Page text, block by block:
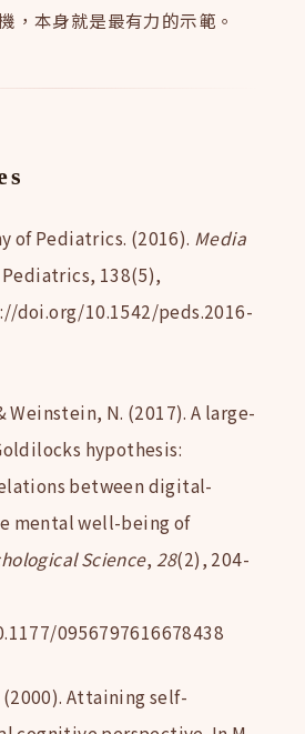
，本身就是最有力的示範。
of Pediatrics. (2016). Media
Pediatrics, 138(5),
doi.org/10.1542/peds.2016-
Weinstein, N. (2017). A large-
hypothesis:
between digital-
mental well-being of
Science, 28(2), 204-
0956797616678438
Attaining self-